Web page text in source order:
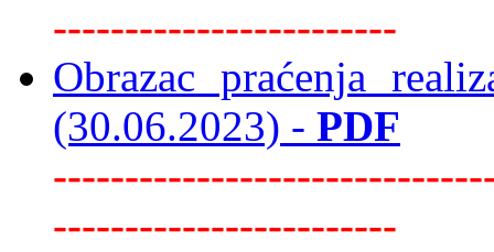
------------------------
Obrazac praćenja
(30.06.2023) - PDF
------------------------